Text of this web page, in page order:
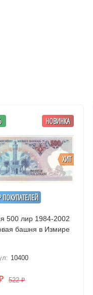
ПОКУПАТЕЛЕЙ
ХИТ
НОВИНКА
500 лир 1984-2002
башня в Измире
10400
522₽